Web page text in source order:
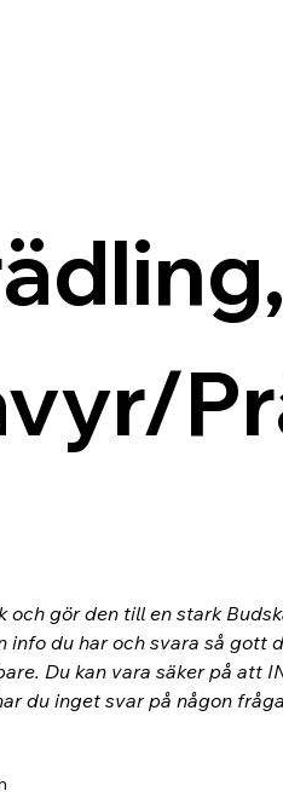
gör den till en stark
du har och svara så gott
Du kan vara säker på att
du inget svar på någon